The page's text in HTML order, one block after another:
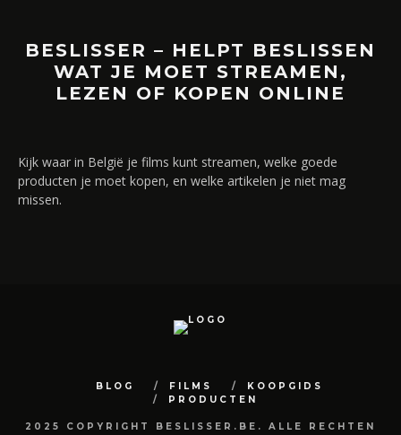
BESLISSER – HELPT BESLISSEN
WAT JE MOET STREAMEN,
LEZEN OF KOPEN ONLINE
Kijk waar in België je films kunt streamen, welke goede
producten je moet kopen, en welke artikelen je niet mag
missen.
BLOG FILMS
KOOPGIDS
PRODUCTEN
2025 COPYRIGHT BESLISSER.BE. ALLE RECHTEN